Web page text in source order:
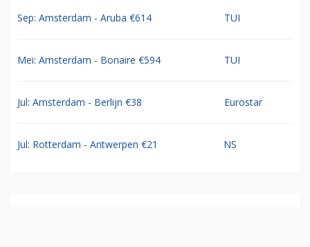
Sep: Amsterdam - Aruba €614 TUI
Mei: Amsterdam - Bonaire €594 TUI
Jul: Amsterdam - Berlijn €38 Eurostar
Jul: Rotterdam - Antwerpen €21 NS